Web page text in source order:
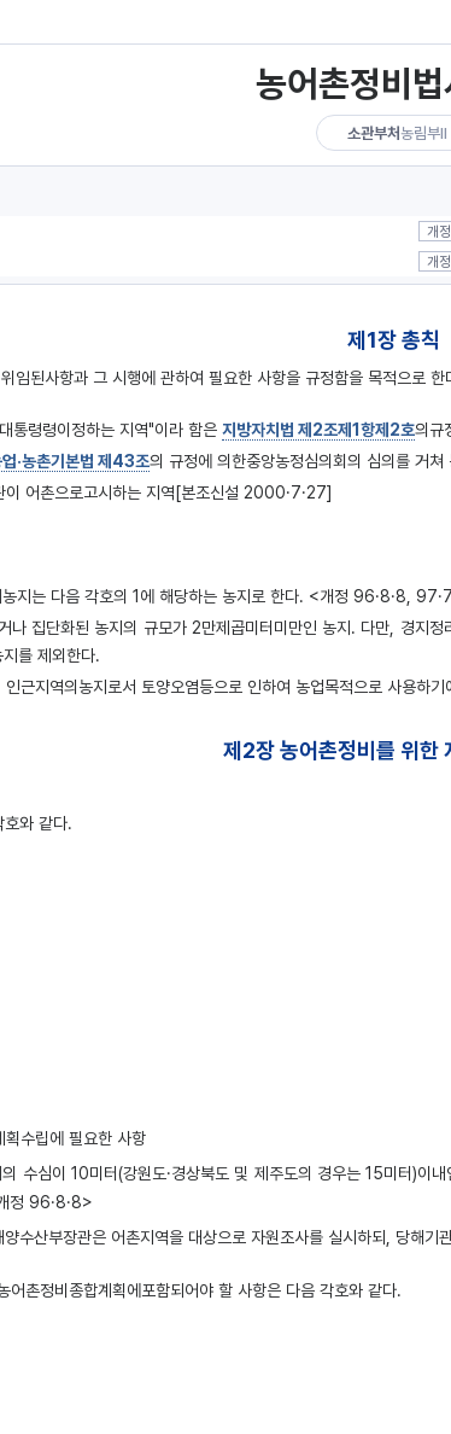
농어촌정비
소관부처농림부Ⅱ
개
개
제1장 총칙
임된사항과 그 시행에 관하여 필요한 사항을 규정함을 목적으로 한
통령령이정하는 지역"이라 함은 지방자치법 제2조제1항제2호의규
·농촌기본법 제43조의 규정에 의한중앙농정심의회의 심의를 거쳐
이 어촌으로고시하는 지역[본조신설 2000·7·27]
농지는 다음 각호의 1에 해당하는 농지로 한다. <개정 96·8·8,
나 집단화된 농지의 규모가 2만제곱미터미만인 농지. 다만, 경지
를 제외한다.
근지역의농지로서 토양오염등으로 인하여 농업목적으로 사용하기
제2장 농어촌정비를 위한
호와 같다.
수립에 필요한 사항
수심이 10미터(강원도·경상북도 및 제주도의 경우는 15미터)이
정 96·8·8>
수산부장관은 어촌지역을 대상으로 자원조사를 실시하되, 당해
어촌정비종합계획에포함되어야 할 사항은 다음 각호와 같다.